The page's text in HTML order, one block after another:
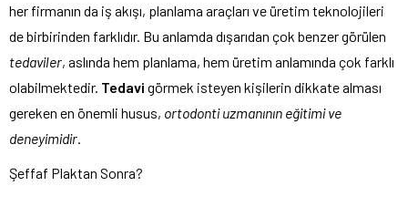
her firmanın da iş akışı, planlama araçları ve üretim teknolojileri
de birbirinden farklıdır. Bu anlamda dışarıdan çok benzer görülen
tedaviler, aslında hem planlama, hem üretim anlamında çok farklı
olabilmektedir. Tedavi görmek isteyen kişilerin dikkate alması
gereken en önemli husus, ortodonti uzmanının eğitimi ve
deneyimidir.
Şeffaf Plaktan Sonra?